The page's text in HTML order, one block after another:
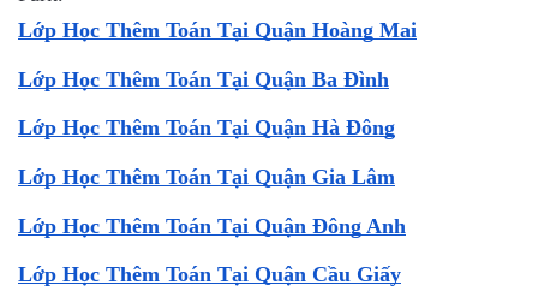
Lớp Học Thêm Toán Tại Quận Hoàng Mai
Lớp Học Thêm Toán Tại Quận Ba Đình
Lớp Học Thêm Toán Tại Quận Hà Đông
Lớp Học Thêm Toán Tại Quận Gia Lâm
Lớp Học Thêm Toán Tại Quận Đông Anh
Lớp Học Thêm Toán Tại Quận Cầu Giấy